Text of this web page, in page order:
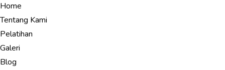
Home
Tentang Kami
Pelatihan
Galeri
Blog